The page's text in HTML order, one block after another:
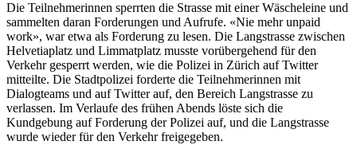
Die Teilnehmerinnen sperrten die Strasse mit einer Wäscheleine und
sammelten daran Forderungen und Aufrufe. «Nie mehr unpaid
work», war etwa als Forderung zu lesen. Die Langstrasse zwischen
Helvetiaplatz und Limmatplatz musste vorübergehend für den
Verkehr gesperrt werden, wie die Polizei in Zürich auf Twitter
mitteilte. Die Stadtpolizei forderte die Teilnehmerinnen mit
Dialogteams und auf Twitter auf, den Bereich Langstrasse zu
verlassen. Im Verlaufe des frühen Abends löste sich die
Kundgebung auf Forderung der Polizei auf, und die Langstrasse
wurde wieder für den Verkehr freigegeben.